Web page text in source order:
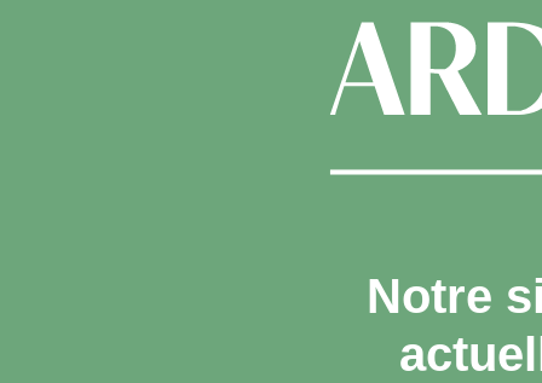
Notre